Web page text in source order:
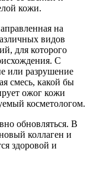
кожи.
на
видов
для которого
С
или разрушение
смесь, какой бы
ожог кожи
косметологом.
обновляться. В
коллаген и
здоровой и